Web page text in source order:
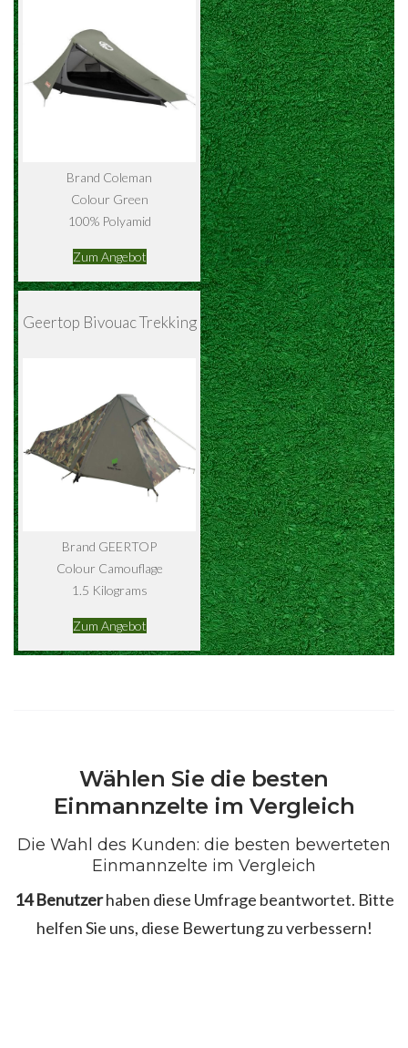
Brand Coleman
Colour Green
100% Polyamid
Zum Angebot
Geertop Bivouac Trekking
Brand GEERTOP
Colour Camouflage
1.5 Kilograms
Zum Angebot
Wählen Sie die besten
Einmannzelte im Vergleich
Die Wahl des Kunden: die besten bewerteten
Einmannzelte im Vergleich
14 Benutzerhaben diese Umfrage beantwortet. Bitte
helfen Sie uns, diese Bewertung zu verbessern!